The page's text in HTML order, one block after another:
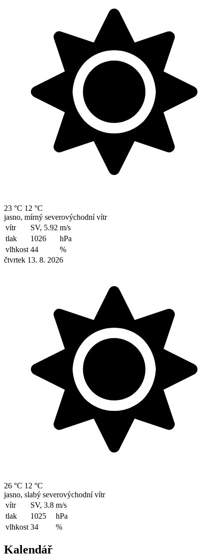
23 °C 12 °C
jasno, mírný severovýchodní vítr
vítr
SV, 5.92 m/s
tlak
1026
hPa
vlhkost 44
%
čtvrtek 13. 8. 2026
26 °C 12 °C
jasno, slabý severovýchodní vítr
vítr
SV, 3.8 m/s
tlak
1025
hPa
vlhkost 34 %
Kalendář